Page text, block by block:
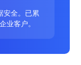
安全。已累
业客户。